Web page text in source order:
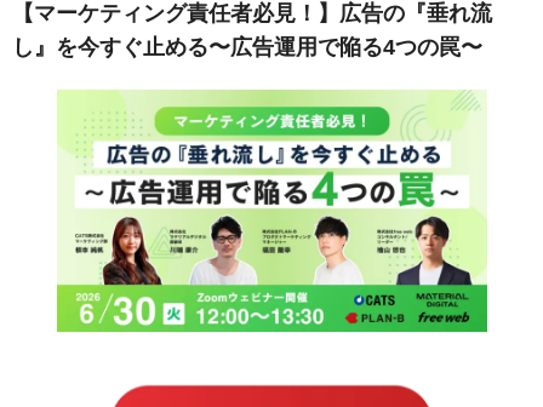
【マーケティング責任者必見！】広告の『垂れ流
し』を今すぐ止める〜広告運用で陥る4つの罠〜